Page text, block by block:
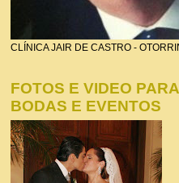
CLÍNICA JAIR DE CASTRO -
FOTOS E VIDEO
BODAS E EVENTOS